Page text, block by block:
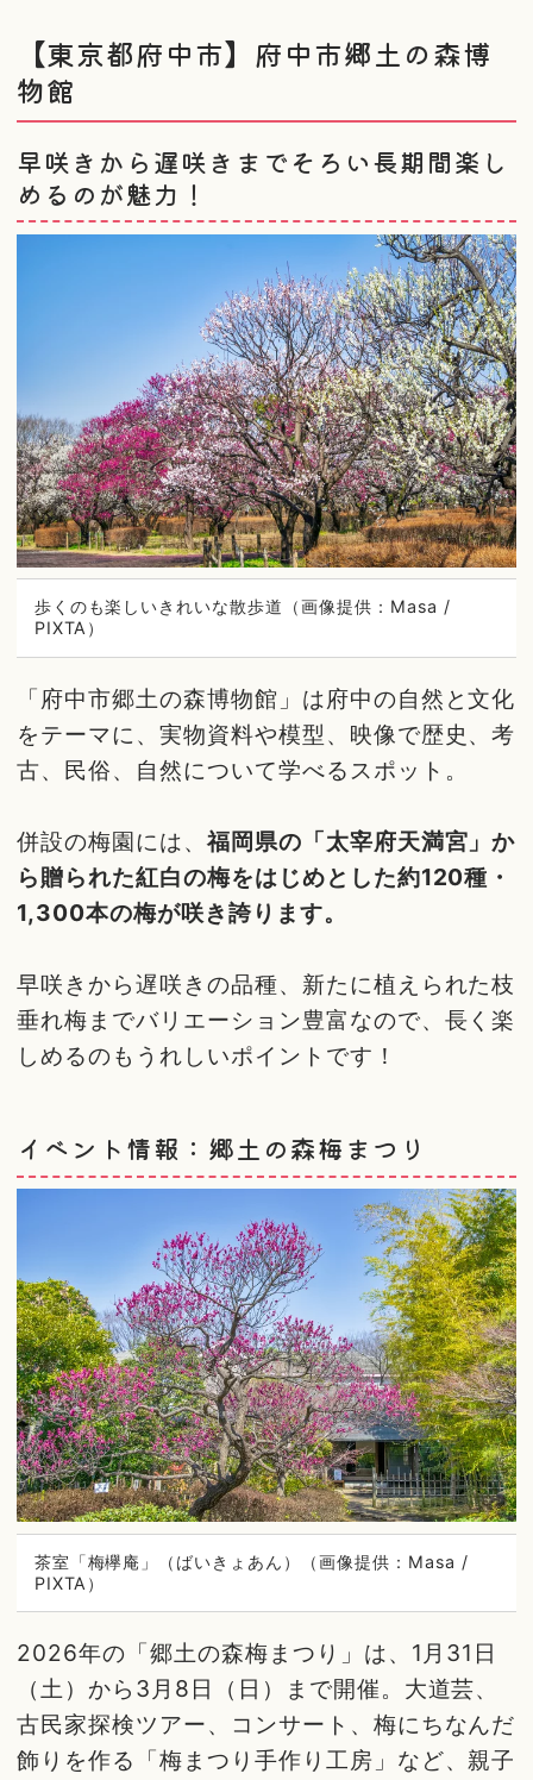
【東京都府中市】府中市郷土の森博
物館
早咲きから遅咲きまでそろい長期間楽し
めるのが魅力！
歩くのも楽しいきれいな散歩道（画像提供：Masa /
PIXTA）
「府中市郷土の森博物館」は府中の自然と文化
をテーマに、実物資料や模型、映像で歴史、考
古、民俗、自然について学べるスポット。
併設の梅園には、福岡県の「太宰府天満宮」か
ら贈られた紅白の梅をはじめとした約120種・
1,300本の梅が咲き誇ります。
早咲きから遅咲きの品種、新たに植えられた枝
垂れ梅までバリエーション豊富なので、長く楽
しめるのもうれしいポイントです！
イベント情報：郷土の森梅まつり
茶室「梅欅庵」（ばいきょあん）（画像提供：Masa /
PIXTA）
2026年の「郷土の森梅まつり」は、1月31日
（土）から3月8日（日）まで開催。大道芸、
古民家探検ツアー、コンサート、梅にちなんだ
飾りを作る「梅まつり手作り工房」など、親子